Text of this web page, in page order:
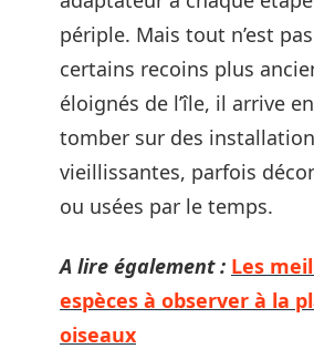
périple. Mais tout n’est
certains recoins plus
éloignés de l’île, il arrive
tomber sur des
vieillissantes, parfois
ou usées par le temps.
A lire également : Les
espèces à observer à la
oiseaux